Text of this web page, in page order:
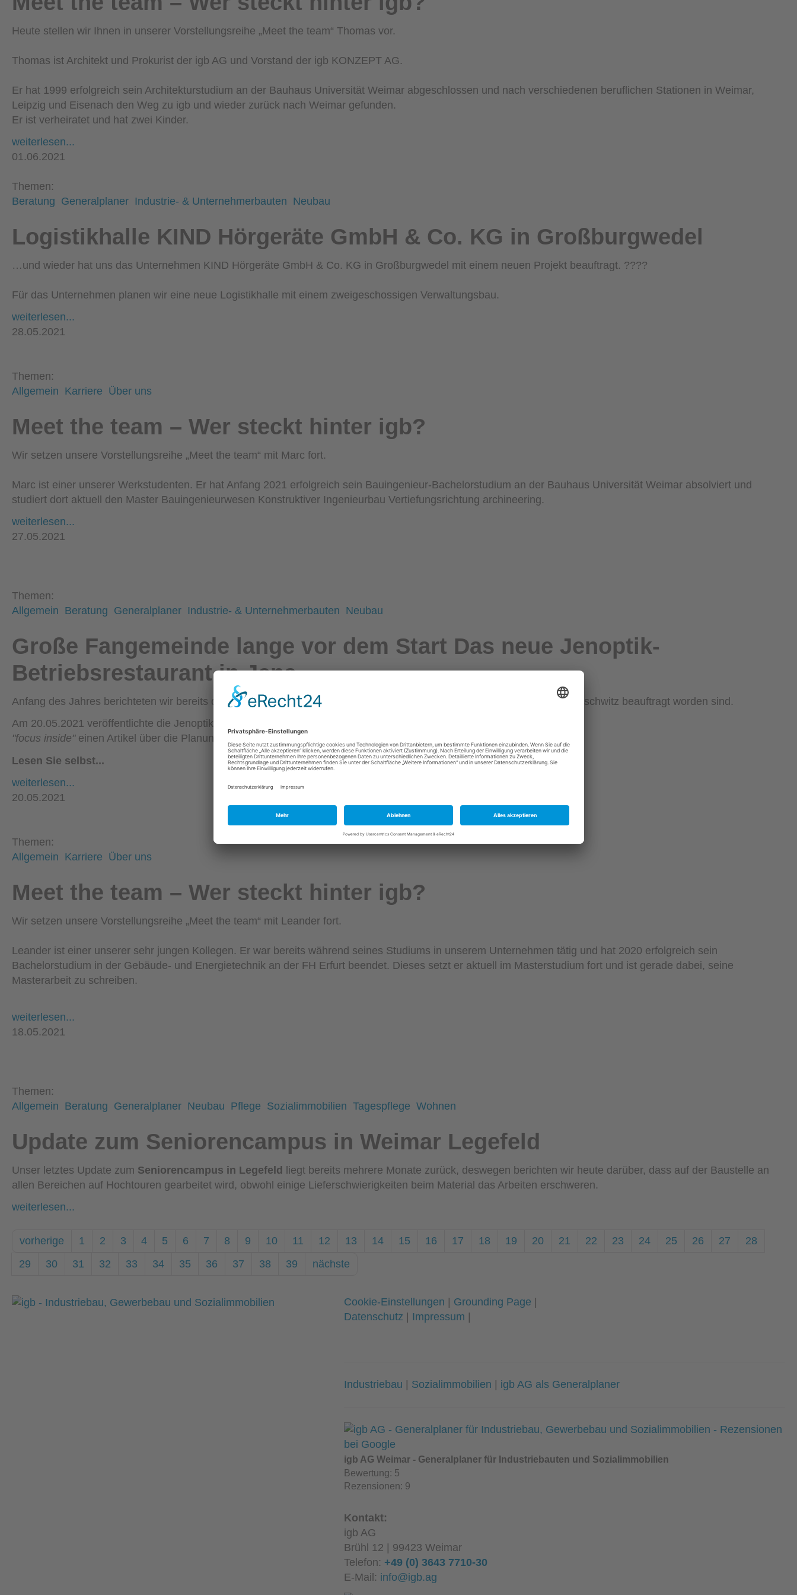
Heute stellen wir Ihnen in unserer Vorstellungsreihe „Meet the team“ Thomas vor.
Thomas ist Architekt und Prokurist der igb AG und Vorstand der igb KONZEPT AG.
Er hat 1999 erfolgreich sein Architekturstudium an der Bauhaus Universität Weimar abgeschlossen und nach verschiedenen beruflichen Stationen in Weimar,
Leipzig und Eisenach den Weg zu igb und wieder zurück nach Weimar gefunden.
Er ist verheiratet und hat zwei Kinder.
weiterlesen...
01.06.2021
Themen:
Beratung Generalplaner Industrie- & Unternehmerbauten Neubau
Logistikhalle KIND Hörgeräte GmbH & Co. KG in Großburgwedel
…und wieder hat uns das Unternehmen KIND Hörgeräte GmbH & Co. KG in Großburgwedel mit einem neuen Projekt beauftragt. ????
Für das Unternehmen planen wir eine neue Logistikhalle mit einem zweigeschossigen Verwaltungsbau.
weiterlesen...
28.05.2021
Themen:
Allgemein Karriere Über uns
Meet the team – Wer steckt hinter igb?
Wir setzen unsere Vorstellungsreihe „Meet the team“ mit Marc fort.
Marc ist einer unserer Werkstudenten. Er hat Anfang 2021 erfolgreich sein Bauingenieur-Bachelorstudium an der Bauhaus Universität Weimar absolviert und
studiert dort aktuell den Master Bauingenieurwesen Konstruktiver Ingenieurbau Vertiefungsrichtung archineering.
weiterlesen...
27.05.2021
Themen:
Allgemein Beratung Generalplaner Industrie- & Unternehmerbauten Neubau
Große Fangemeinde lange vor dem Start Das neue Jenoptik-
Betriebsrestaurant in Jena
Anfang des Jahres berichteten wir bereits darüber, dass wir mit der Planung des Jenoptik-Betriebsrestaurants in Jena-Göschwitz beauftragt worden sind.
Am 20.05.2021 veröffentlichte die Jenoptik in ihrem Mitarbeiter-Magazin
"focus inside"einen Artikel über die Planung des Mitarbeiterrestaurants in Jena.
Lesen Sie selbst...
weiterlesen...
20.05.2021
Themen:
Allgemein Karriere Über uns
Meet the team – Wer steckt hinter igb?
Wir setzen unsere Vorstellungsreihe „Meet the team“ mit Leander fort.
Leander ist einer unserer sehr jungen Kollegen. Er war bereits während seines Studiums in unserem Unternehmen tätig und hat 2020 erfolgreich sein
Bachelorstudium in der Gebäude- und Energietechnik an der FH Erfurt beendet. Dieses setzt er aktuell im Masterstudium fort und ist gerade dabei, seine
Masterarbeit zu schreiben.
weiterlesen...
18.05.2021
Themen:
Allgemein Beratung Generalplaner Neubau Pflege Sozialimmobilien Tagespflege Wohnen
Update zum Seniorencampus in Weimar Legefeld
Unser letztes Update zum Seniorencampus in Legefeld liegt bereits mehrere Monate zurück, deswegen berichten wir heute darüber, dass auf der Baustelle an
allen Bereichen auf Hochtouren gearbeitet wird, obwohl einige Lieferschwierigkeiten beim Material das Arbeiten erschweren.
weiterlesen...
vorherige 1 2 3 4 5 6 7 8 9 10 11 12 13 14 15 16 17 18 19 20 21 22 23 24 25 26 27
28
29
30 31 32 33 34 35 36 37 38 39 nächste
Cookie-Einstellungen Grounding Page
Datenschutz
Impressum
Industriebau | Sozialimmobilien | igb AG als Generalplaner
igb AG Weimar - Generalplaner für Industriebauten und Sozialimmobilien
Bewertung: 5
Rezensionen: 9
Kontakt:
igb AG
Brühl 12 | 99423 Weimar
Telefon: +49 (0) 3643 7710-30
E-Mail: info@igb.ag